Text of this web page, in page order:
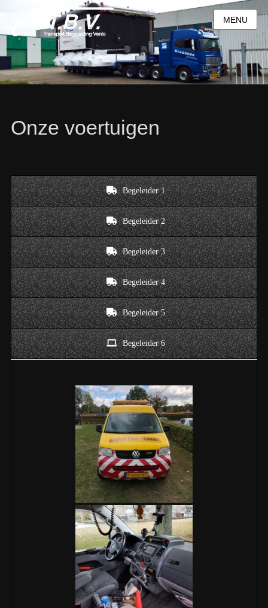
MENU
Onze voertuigen
Begeleider 1
Begeleider 2
Begeleider 3
Begeleider 4
Begeleider 5
Begeleider 6